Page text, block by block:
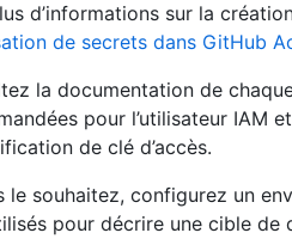
d’informations sur la
de secrets dans GitHub
la documentation de
pour l’utilisateur IAM
de clé d’accès.
le souhaitez, configurez un
pour décrire une cible de